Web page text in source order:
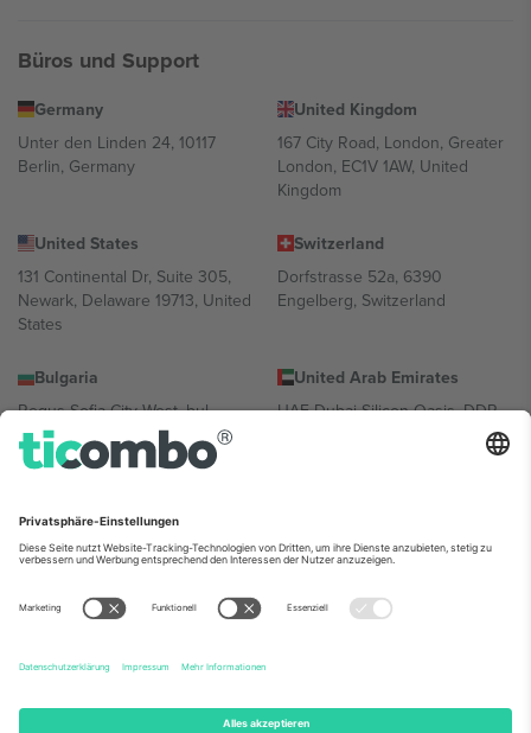
Büros und Support
Germany
Unter den Linden 24, 10117
Berlin, Germany
United Kingdom
167 City Road, London, Greater
London, EC1V 1AW, United
Kingdom
United States
131 Continental Dr, Suite 305,
Newark, Delaware 19713, United
States
Switzerland
Dorfstrasse 52a, 6390
Engelberg, Switzerland
Bulgaria
Regus Sofia City West, bul
Totleben 53-55, 1606 Sofia,
Bulgaria
United Arab Emirates
UAE Dubai Silicon Oasis, DDP
Building A1, Office 302, Dubai,
Mexico
Av Chapultepec 360, Roma
Norte, Cuauhtémoc, 06700
Ciudad de México, CDMX,
Mexico
Die juristische Person des Plattformanbieters kann je nach
Informationen finden Sie auf der jeweiligen Veranstaltungsseite, im